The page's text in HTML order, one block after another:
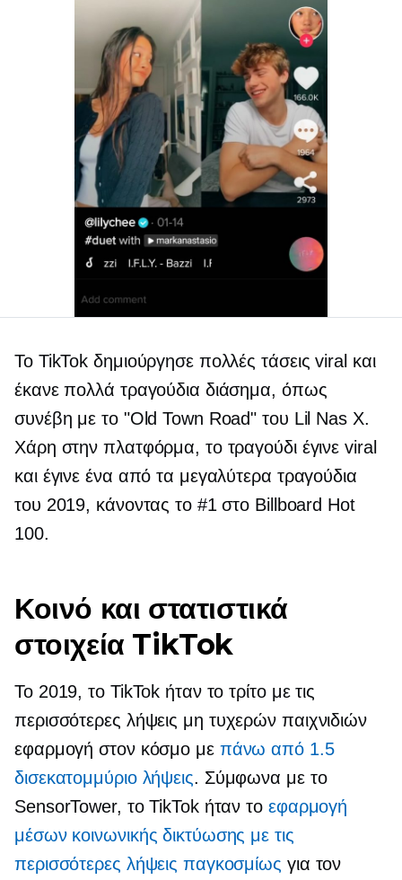
Το TikTok δημιούργησε πολλές τάσεις viral και
έκανε πολλά τραγούδια διάσημα, όπως
συνέβη με το "Old Town Road" του Lil Nas X.
Χάρη στην πλατφόρμα, το τραγούδι έγινε viral
και έγινε ένα από τα μεγαλύτερα τραγούδια
του 2019, κάνοντας το #1 στο Billboard Hot
100.
Κοινό και στατιστικά
στοιχεία TikTok
Το 2019, το TikTok ήταν το τρίτο με τις
περισσότερες λήψεις μη τυχερών παιχνιδιών
εφαρμογή στον κόσμο με πάνω από 1.5
δισεκατομμύριο λήψεις. Σύμφωνα με το
SensorTower, το TikTok ήταν το εφαρμογή
μέσων κοινωνικής δικτύωσης με τις
περισσότερες λήψεις παγκοσμίως για τον